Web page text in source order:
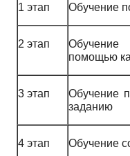
1 этап Обучение
2 этап
помощью
3 этап
Обучение
заданию
4 этап Обучение